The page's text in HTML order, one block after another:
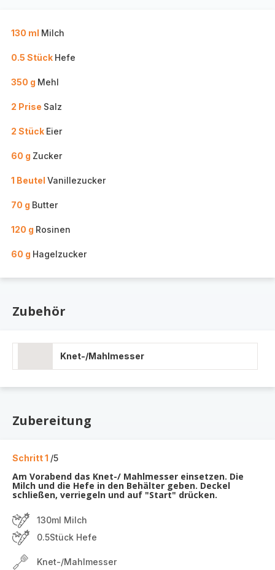
130 ml Milch
0.5 Stück Hefe
350 g Mehl
2 Prise Salz
2 Stück Eier
60 g Zucker
1 Beutel Vanillezucker
70 g Butter
120 g Rosinen
60 g Hagelzucker
Zubehör
Knet-/Mahlmesser
Zubereitung
Schritt 1 /5
Am Vorabend das Knet-/ Mahlmesser einsetzen. Die
Milch und die Hefe in den Behälter geben. Deckel
schließen, verriegeln und auf "Start" drücken.
130ml Milch
0.5Stück Hefe
Knet-/Mahlmesser